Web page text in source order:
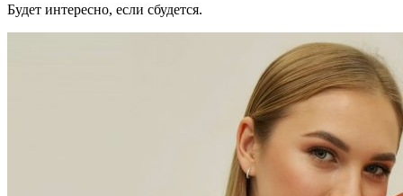
Будет интересно, если сбудется.